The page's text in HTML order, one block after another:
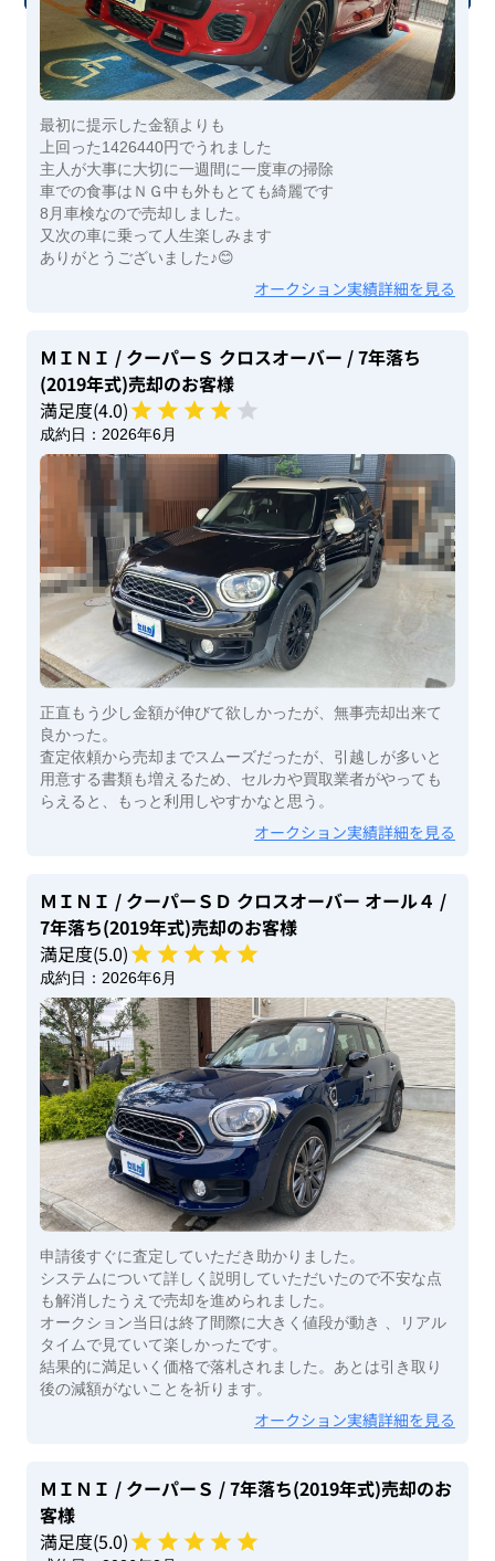
最初に提示した金額よりも
上回った1426440円でうれました
主人が大事に大切に一週間に一度車の掃除
車での食事はＮＧ中も外もとても綺麗です
8月車検なので売却しました。
又次の車に乗って人生楽しみます
ありがとうございました♪😊
オークション実績詳細を見る
ＭＩＮＩ / クーパーＳ クロスオーバー / 7年落ち
(2019年式)売却のお客様
満足度(4.0)
成約日： 2026年6月
正直もう少し金額が伸びて欲しかったが、無事売却出来て
良かった。
査定依頼から売却までスムーズだったが、引越しが多いと
用意する書類も増えるため、セルカや買取業者がやっても
らえると、もっと利用しやすかなと思う。
オークション実績詳細を見る
ＭＩＮＩ / クーパーＳＤ クロスオーバー オール４ /
7年落ち(2019年式)売却のお客様
満足度(5.0)
成約日： 2026年6月
申請後すぐに査定していただき助かりました。
システムについて詳しく説明していただいたので不安な点
も解消したうえで売却を進められました。
オークション当日は終了間際に大きく値段が動き 、リアル
タイムで見ていて楽しかったです。
結果的に満足いく価格で落札されました。あとは引き取り
後の減額がないことを祈ります。
オークション実績詳細を見る
ＭＩＮＩ / クーパーＳ / 7年落ち(2019年式)売却のお
客様
満足度(5.0)